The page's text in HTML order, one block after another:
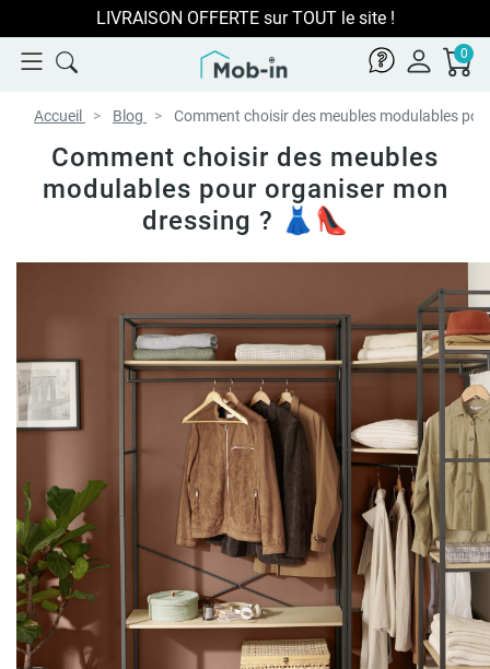
LIVRAISON OFFERTE sur TOUT le site !
0
Accueil Blog Comment choisir des meubles modulables
Comment choisir des meubles
modulables pour organiser mon
dressing ? 👗👠